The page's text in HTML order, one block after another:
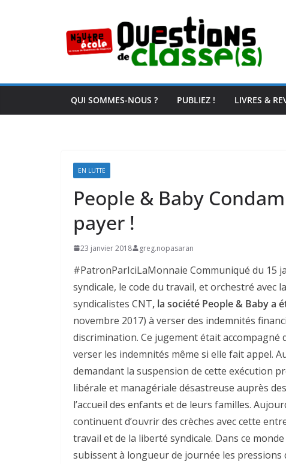
QUI SOMMES-NOUS ? PUBLIEZ ! LIVRES &
EN LUTTE
People & Baby
payer !
23 janvier 2018 greg.nopasaran
#PatronParIciLaMonnaie Communiqué du 15
syndicale, le code du travail, et orchestré avec
syndicalistes CNT, la société People & Baby a
novembre 2017) à verser des indemnités
discrimination. Ce jugement était
verser les indemnités même si elle fait appel.
demandant la suspension de cette exécution
libérale et managériale désastreuse auprès
l’accueil des enfants et de leurs familles.
continuent d’ouvrir des crèches avec cette
travail et de la liberté syndicale. Dans ce
subissent à longueur de journée les